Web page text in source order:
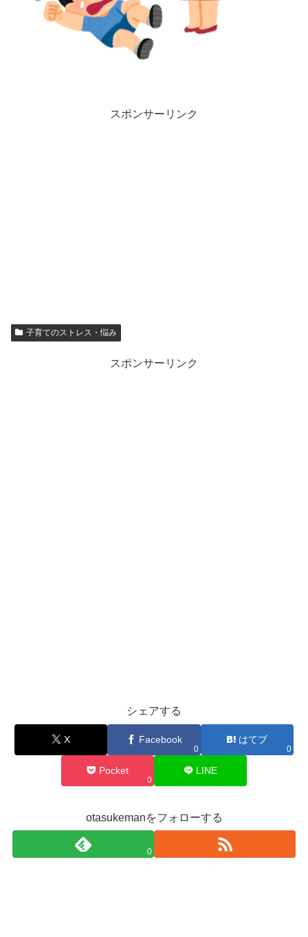
スポンサーリンク
子育てのストレス・悩み
スポンサーリンク
シェアする
X Facebook
0
はてブ
0
Pocket
0
LINE
otasukemanをフォローする
0